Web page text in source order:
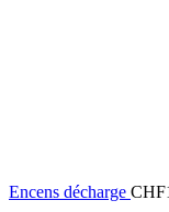
Encens décharge CHF